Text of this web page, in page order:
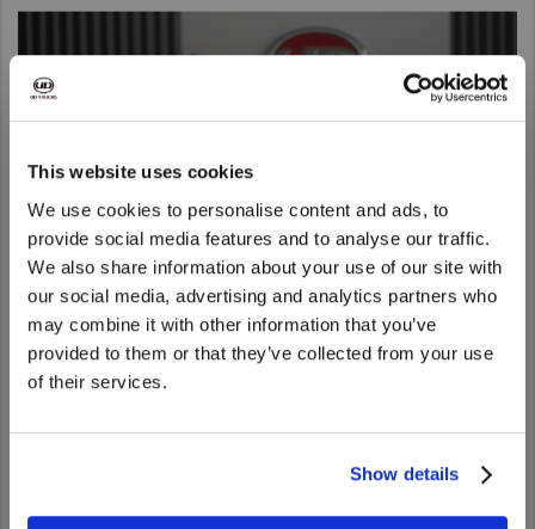
This website uses cookies
We use cookies to personalise content and ads, to
provide social media features and to analyse our traffic.
We also share information about your use of our site with
our social media, advertising and analytics partners who
may combine it with other information that you’ve
provided to them or that they’ve collected from your use
of their services.
Show details
We noticed that you are visiting from
United States. Would you like to go to
the United States website?
Yes
ヒロキさん
部品を納入いただけるよう管理しています。そのために、
部品の品質の維持・向上につながる指導や改善をしてお